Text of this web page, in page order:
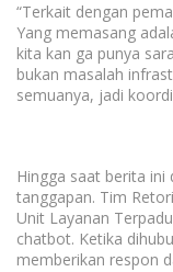
“Terkait dengan
Yang memasang
kita kan ga punya
bukan masalah
semuanya, jadi
Hingga saat berita
tanggapan. Tim
Unit Layanan
chatbot. Ketika
memberikan respon